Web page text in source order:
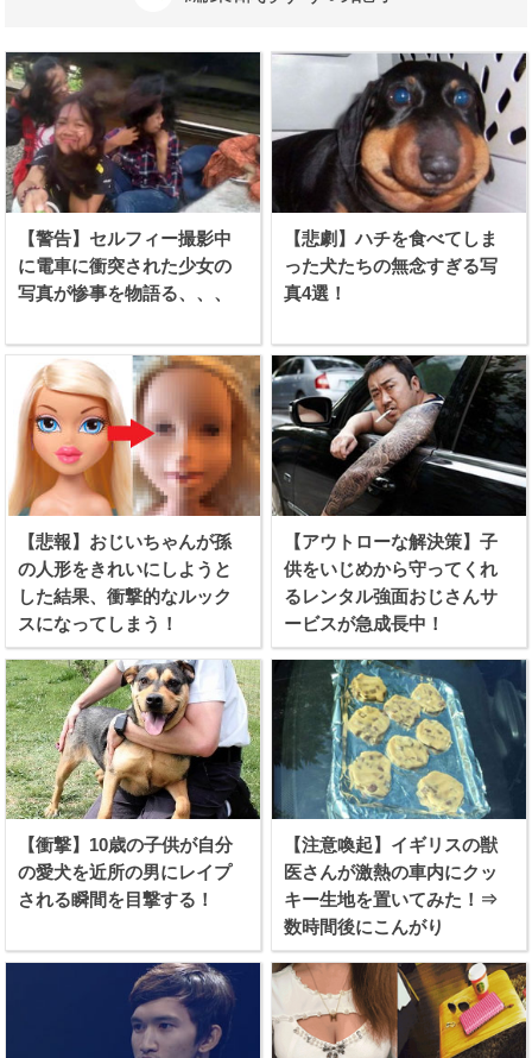
【警告】セルフィー撮影中
に電車に衝突された少女の
写真が惨事を物語る、、、
【悲劇】ハチを食べてしま
った犬たちの無念すぎる写
真4選！
【悲報】おじいちゃんが孫
の人形をきれいにしようと
した結果、衝撃的なルック
スになってしまう！
【アウトローな解決策】子
供をいじめから守ってくれ
るレンタル強面おじさんサ
ービスが急成長中！
【衝撃】10歳の子供が自分
の愛犬を近所の男にレイプ
される瞬間を目撃する！
【注意喚起】イギリスの獣
医さんが激熱の車内にクッ
キー生地を置いてみた！⇒
数時間後にこんがり